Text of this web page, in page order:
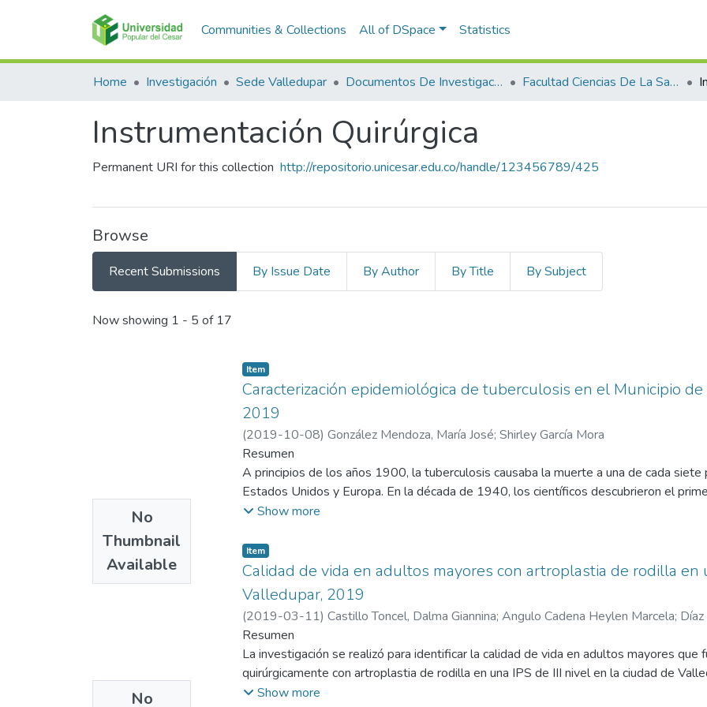
Communities & Collections All of DSpace Statistics
Home Investigación Sede Valledupar Documentos De Investigación Facultad Ciencias De La Salud
Instrumentación Quirúrgica
Permanent URI for this collection http://repositorio.unicesar.edu.co/handle/123456789/425
Browse
Recent Submissions By Issue Date By Author By Title By Subject
Recent Submissions
Now showing 1 - 5 of 17
No
Thumbnail
Available
Item
Caracterización epidemiológica de tuberculosis en el Municipio
2019
(2019-10-08) González Mendoza, María José; Shirley García Mora
Resumen
A principios de los años 1900, la tuberculosis causaba la muerte a una de cada siete
Estados Unidos y Europa. En la década de 1940, los científicos descubrieron el
medicamentos que se usan en la actualidad para tratar la tuberculosis. Como
descuidaron los esfuerzos por controlar la tuberculosis. Esto llevó a que entre 1985
de casos de tuberculosis. No obstante, al aumentar la atención al problema de la
financiación, desde 1993 hemos observado una disminución constante en la cantidad
(CDC, 2015). Sin embargo, la tuberculosis sigue siendo un problema. La tuberculosis
preocupación y la tuberculosis A pesar de que la cifra de casos de tuberculosis. Se ha
investigación responde a las preguntas comunes sobre la tuberculosis. Si usted tiene
infección de tuberculosis latente o la enfermedad de tuberculosis, consulte a su
Palabras claves: consecuencias, descubrieron, Tuberculosis.
Show more
No
Item
Calidad de vida en adultos mayores con artroplastia de rodilla en
Valledupar, 2019
(2019-03-11) Castillo Toncel, Dalma Giannina; Angulo Cadena Heylen Marcela;
Resumen
La investigación se realizó para identificar la calidad de vida en adultos mayores que
quirúrgicamente con artroplastia de rodilla en una IPS de III nivel en la ciudad de
identificaron los pacientes que fueron atendidos y se procedió a realizar las visitas
Show more